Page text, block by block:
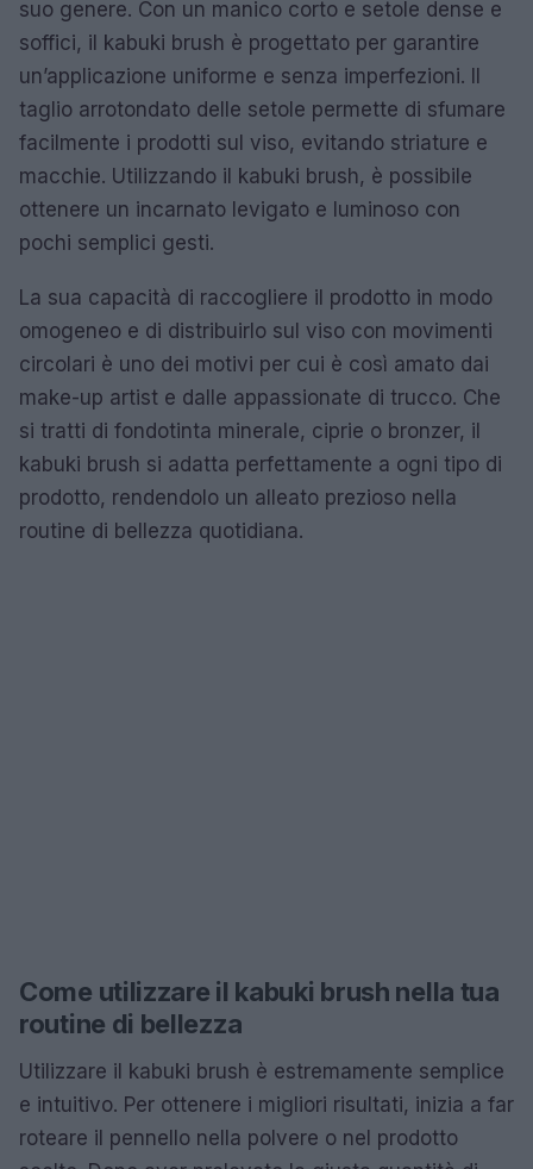
suo genere. Con un manico corto e setole dense e
soffici, il kabuki brush è progettato per garantire
un’applicazione uniforme e senza imperfezioni. Il
taglio arrotondato delle setole permette di sfumare
facilmente i prodotti sul viso, evitando striature e
macchie. Utilizzando il kabuki brush, è possibile
ottenere un incarnato levigato e luminoso con
pochi semplici gesti.
La sua capacità di raccogliere il prodotto in modo
omogeneo e di distribuirlo sul viso con movimenti
circolari è uno dei motivi per cui è così amato dai
make-up artist e dalle appassionate di trucco. Che
si tratti di fondotinta minerale, ciprie o bronzer, il
kabuki brush si adatta perfettamente a ogni tipo di
prodotto, rendendolo un alleato prezioso nella
routine di bellezza quotidiana.
Come utilizzare il kabuki brush nella tua
routine di bellezza
Utilizzare il kabuki brush è estremamente semplice
e intuitivo. Per ottenere i migliori risultati, inizia a far
roteare il pennello nella polvere o nel prodotto